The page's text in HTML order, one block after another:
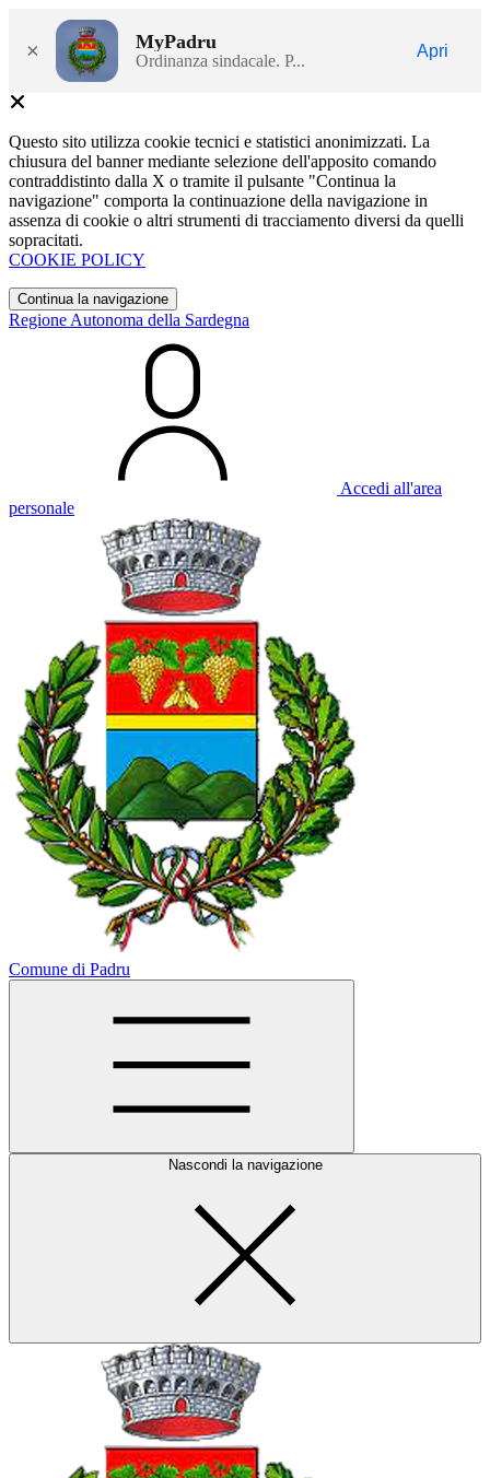
× MyPadru
Ordinanza sindacale. P...
Apri
Questo sito utilizza cookie tecnici e statistici anonimizzati. La
chiusura del banner mediante selezione dell'apposito comando
contraddistinto dalla X o tramite il pulsante "Continua la
navigazione" comporta la continuazione della navigazione in
assenza di cookie o altri strumenti di tracciamento diversi da quelli
sopracitati.
COOKIE POLICY
Continua la navigazione
Regione Autonoma della Sardegna
Accedi all'area
personale
Comune di Padru
Nascondi la navigazione